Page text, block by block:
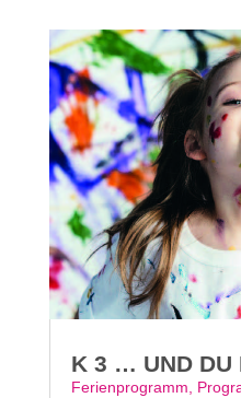
K 3 … UND DU
Ferienprogramm